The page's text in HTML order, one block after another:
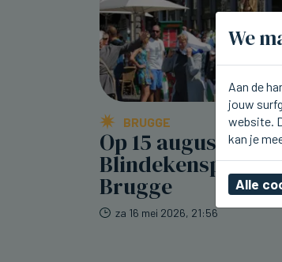
BRUGGE
Op 15 augustus
Brugge
za 16 mei 2026, 21:56
We
Aan de
jouw
website.
kan je
Alle